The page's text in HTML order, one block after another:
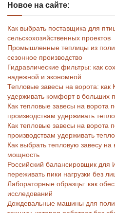
Новое на сайте:
Как выбрать поставщика для
сельскохозяйственных проектов
Промышленные теплицы из
сезонное производство
Гидравлические фильтры: как
надежной и экономной
Тепловые завесы на ворота: как
удерживать комфорт в больших
Как тепловые завесы на ворота
производствам удерживать
Как тепловые завесы на ворота
производствам удерживать
Как выбрать тепловую завесу на
мощность
Российский балансировщик для
переживать пики нагрузки без
Лабораторные образцы: как
исследований
Дождевальные машины для